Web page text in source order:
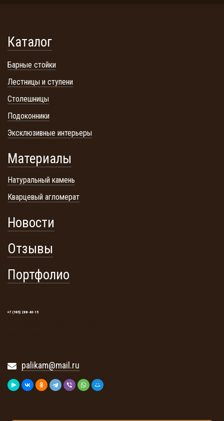
Каталог
Барные стойки
Лестницы и ступени
Столешницы
Подоконники
Эксклюзивные интерьеры
Материалы
Натуральный камень
Кварцевый агломерат
Новости
Отзывы
Портфолио
+7 (985) 288-40-15
palikam@mail.ru